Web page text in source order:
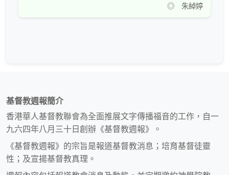
◎ 朱綽婷
基督教週報簡介
香港華人基督教聯會為全面推展文字傳播福音的工作，自一
九六四年八月三十日創辦《基督教週報》。
《基督教週報》的宗旨是報道基督教消息；培育基督徒靈
性；及宣揚基督教真理。